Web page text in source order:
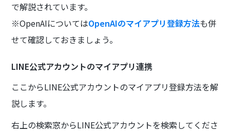
で解説されています。
※OpenAIについてはOpenAIのマイアプリ登録方法も併
せて確認しておきましょう。
LINE公式アカウントのマイアプリ連携
ここからLINE公式アカウントのマイアプリ登録方法を解
説します。
右上の検索窓からLINE公式アカウントを検索してくださ